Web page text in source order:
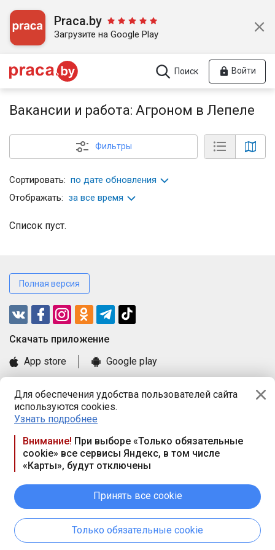
Для обеспечения удобства пользователей сайта
используются cookies.
Узнать подробнее
Внимание! При выборе «Только обязательные
cookie» все сервисы Яндекс, в том числе
«Карты», будут отключены
Принять все cookie
Только обязательные cookie
Praca.by
Загрузите на Google Play
Поиск Войти
Вакансии и работа: Агроном в Лепеле
Фильтры
Сортировать: по дате обновления
Отображать: за все время
Список пуст.
Полная версия
Cкачать приложение
App store
Google play
Книга замечаний и предложений
Правила и документы
Praca.by © 2000—2026, ООО «ПРАЦА БАЙ»
Республика Беларусь, 220114, г. Минск, пр-т Независимости
117а, пом. № 9.
вых. дн. — сб., вс.
Режим работы сайта — круглосуточно. E-mail ООО «ПРАЦА
БАЙ» editor@praca.by